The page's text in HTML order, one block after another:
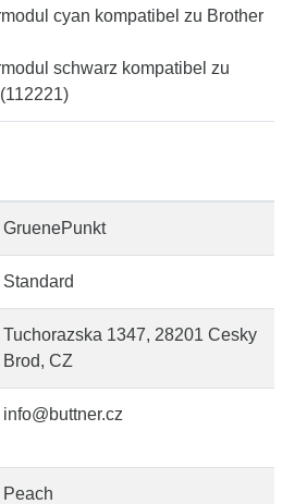
cyan kompatibel zu Brother
schwarz kompatibel zu
GruenePunkt
Standard
Tuchorazska 1347, 28201 Cesky
Brod, CZ
info@buttner.cz
Peach